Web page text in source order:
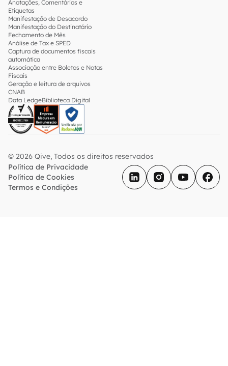
Anotações, Comentários e
Etiquetas
Manifestação de Desacordo
Manifestação do Destinatário
Fechamento de Mês
Análise de Tax e SPED
Captura de documentos fiscais
automática
Associação entre Boletos e Notas
Fiscais
Geração e leitura de arquivos
CNAB
Data LedgeBiblioteca Digital
© 2026 Qive, Todos os direitos reservados
Política de Privacidade
Política de Cookies
Termos e Condições